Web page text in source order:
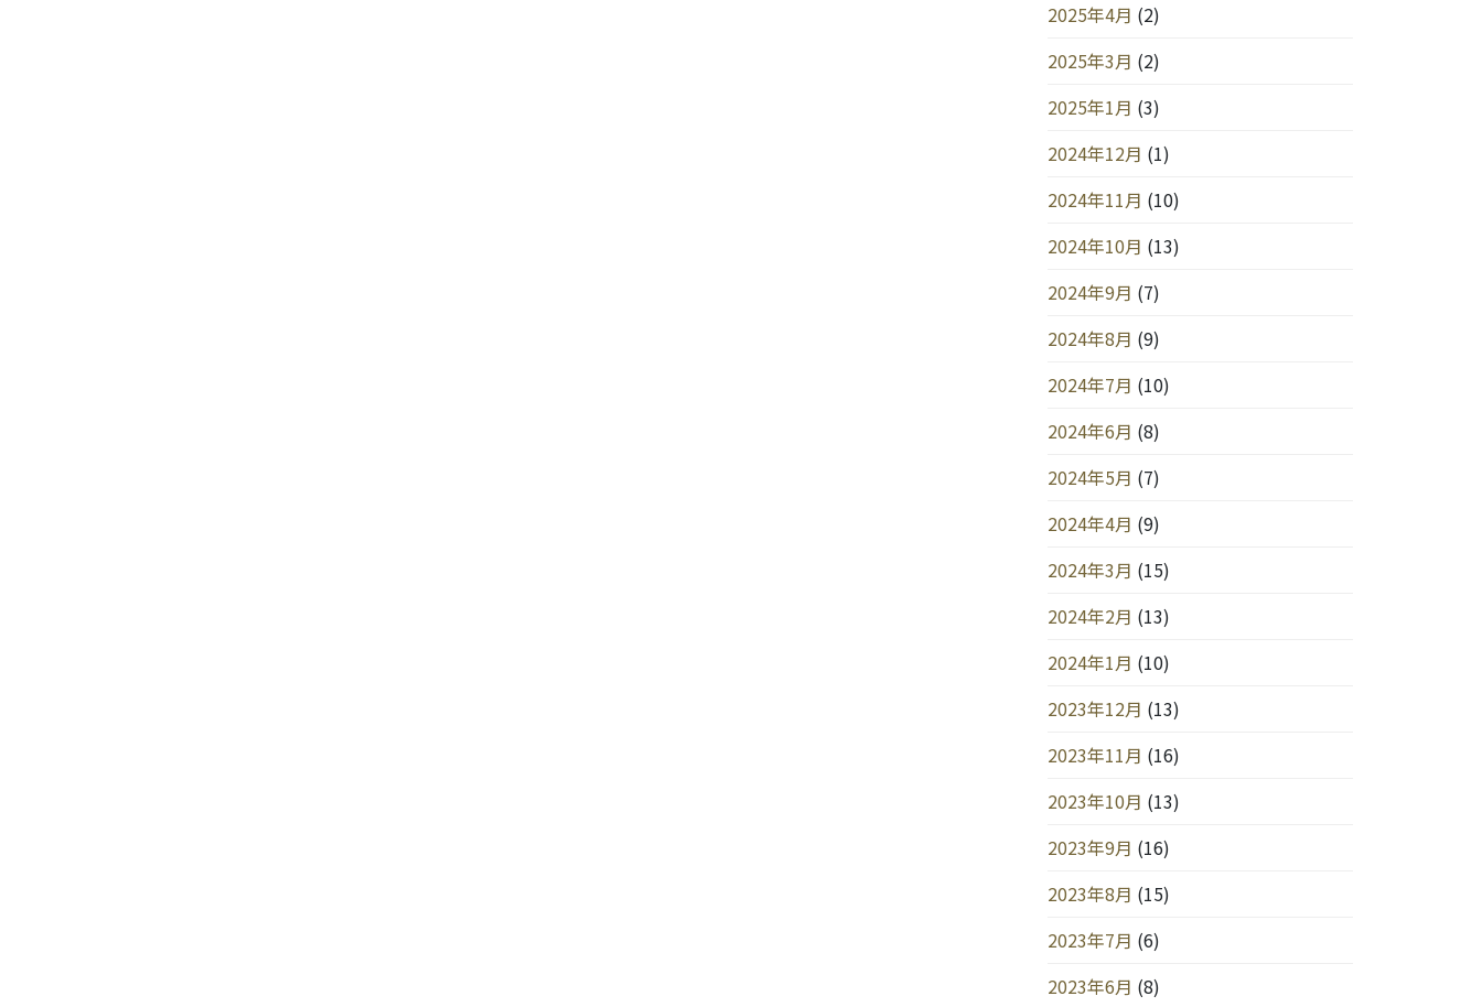
2025年4月 (2)
2025年3月 (2)
2025年1月 (3)
2024年12月 (1)
2024年11月 (10)
2024年10月 (13)
2024年9月 (7)
2024年8月 (9)
2024年7月 (10)
2024年6月 (8)
2024年5月 (7)
2024年4月 (9)
2024年3月 (15)
2024年2月 (13)
2024年1月 (10)
2023年12月 (13)
2023年11月 (16)
2023年10月 (13)
2023年9月 (16)
2023年8月 (15)
2023年7月 (6)
2023年6月 (8)